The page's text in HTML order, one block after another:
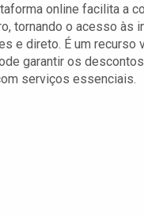
online facilita a
tornando o acesso às
e direto. É um recurso
garantir os
serviços essenciais.